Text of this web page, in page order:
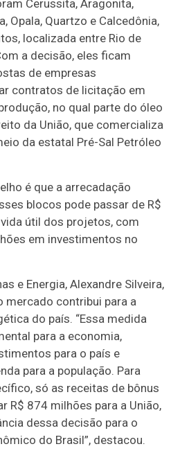
Cerussita, Aragonita,
Opala, Quartzo e Calcedônia,
localizada entre Rio de
a decisão, eles ficam
de empresas
contratos de licitação em
no qual parte do óleo
da União, que comercializa
da estatal Pré-Sal Petróleo
é que a arrecadação
blocos pode passar de R$
útil dos projetos, com
em investimentos no
e Energia, Alexandre Silveira,
mercado contribui para a
do país. “Essa medida
para a economia,
para o país e
para a população. Para
só as receitas de bônus
R$ 874 milhões para a União,
dessa decisão para o
do Brasil”, destacou.